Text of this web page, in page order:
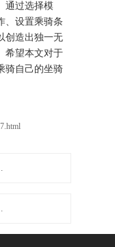
通过选择模
、设置乘骑条
创造出独一无
希望本文对于
骑自己的坐骑
攻略
制中心